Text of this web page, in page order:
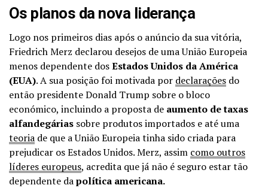
Os planos da nova liderança
Logo nos primeiros dias após o anúncio da sua vitória,
Friedrich Merz declarou desejos de uma União Europeia
menos dependente dosEstados Unidos da América
(EUA). A sua posição foi motivada por declarações do
então presidente Donald Trump sobre o bloco
económico, incluindo a proposta de aumento de taxas
alfandegárias sobre produtos importados e até uma
teoria de que a União Europeia tinha sido criada para
prejudicar os Estados Unidos. Merz, assim como outros
líderes europeus, acredita que já não é seguro estar tão
dependente dapolítica americana.